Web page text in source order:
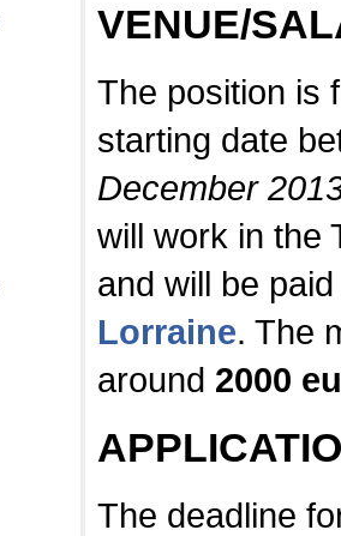
VENUE/
The position is
starting date
December
will work in the
and will be
Lorraine. The
around 2000
The deadline